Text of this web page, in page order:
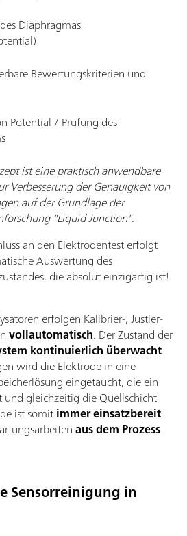
Diaphragmas
Bewertungskriterien und
Potential / Prüfung des
ist eine praktisch anwendbare
Verbesserung der Genauigkeit von
auf der Grundlage der
"Liquid Junction".
an den Elektrodentest erfolgt
Auswertung des
die absolut einzigartig ist!
erfolgen Kalibrier-, Justier-
vollautomatisch. Der Zustand der
kontinuierlich überwacht.
wird die Elektrode in eine
eingetaucht, die ein
gleichzeitig die Quellschicht
ist somitimmereinsatzbereit
aus dem Prozess
Sensorreinigung in